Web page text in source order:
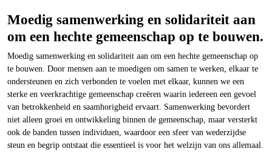
Moedig samenwerking en solidariteit aan
om een hechte gemeenschap op te bouwen.
Moedig samenwerking en solidariteit aan om een hechte gemeenschap op
te bouwen. Door mensen aan te moedigen om samen te werken, elkaar te
ondersteunen en zich verbonden te voelen met elkaar, kunnen we een
sterke en veerkrachtige gemeenschap creëren waarin iedereen een gevoel
van betrokkenheid en saamhorigheid ervaart. Samenwerking bevordert
niet alleen groei en ontwikkeling binnen de gemeenschap, maar versterkt
ook de banden tussen individuen, waardoor een sfeer van wederzijdse
steun en begrip ontstaat die essentieel is voor het welzijn van ons allemaal.